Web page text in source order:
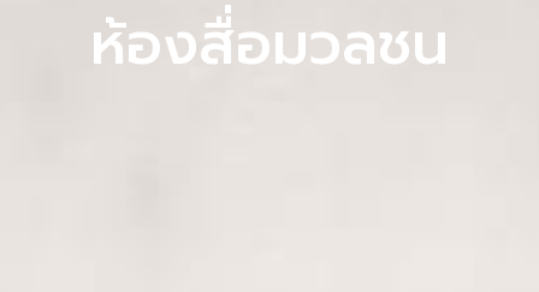
ห้องสื่อมวลชน